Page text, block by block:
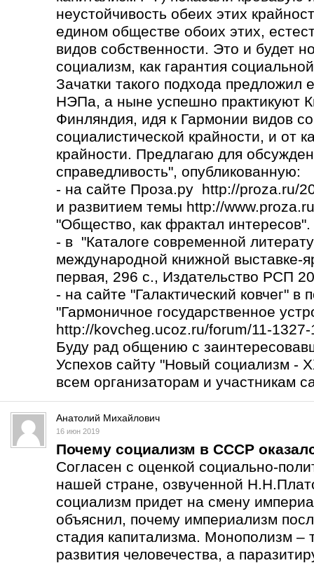
неустойчивость обеих этих
едином обществе обоих этих,
видов собственности. Это и будет
социализм, как гарантия
Зачатки такого подхода
НЭПа, а ныне успешно практикуют
Финляндия, идя к Гармонии видов
социалистической крайности, и от
крайности. Предлагаю для
справедливость", опубликованную:
- на сайте Проза.ру http://proza.ru/
и развитием темы http://
"Общество, как фрактал интересов".
- в "Каталоге современной
международной книжной выставке-
первая, 296 с., Издательство РСП
- на сайте "Галактический ковчег" в
"Гармоничное государственное
http://kovcheg.ucoz.ru/forum/11-
Буду рад общению с
Успехов сайту "Новый социализм -
всем организаторам и участникам
Анатолий Михайлович
16 июн 2019
Почему социализм в СССР
Согласен с оценкой социально-
нашей стране, озвученной
социализм придет на смену
объяснил, почему империализм
стадия капитализма. Монополизм –
развития человечества, а